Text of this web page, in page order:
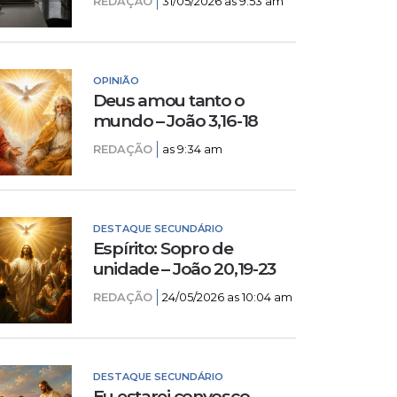
OPINIÃO
Deus amou tanto o
mundo – João 3,16-18
REDAÇÃO as 9:34 am
DESTAQUE SECUNDÁRIO
Espírito: Sopro de
unidade – João 20,19-23
REDAÇÃO 24/05/2026 as 10:04 am
DESTAQUE SECUNDÁRIO